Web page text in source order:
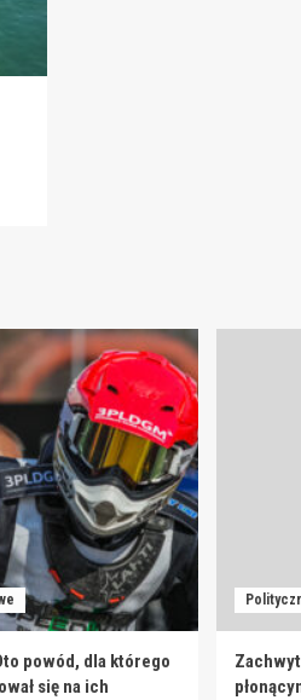
powód, dla którego
się na ich